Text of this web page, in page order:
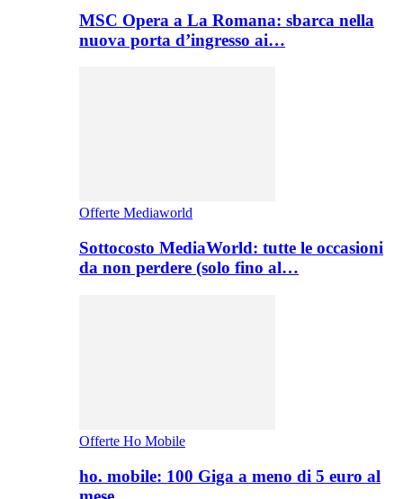
MSC Opera a La Romana: sbarca nella
nuova porta d’ingresso ai…
Offerte Mediaworld
Sottocosto MediaWorld: tutte le occasioni
da non perdere (solo fino al…
Offerte Ho Mobile
ho. mobile: 100 Giga a meno di 5 euro al